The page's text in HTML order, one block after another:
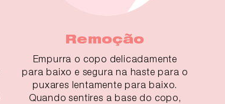
Remoção
Empurra o copo delicadamente
para baixo e segura na haste para o
puxares lentamente para baixo.
Quando sentires a base do copo,